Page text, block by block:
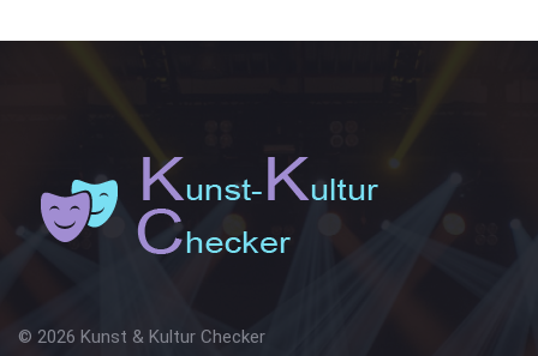
© 2026 Kunst & Kultur Checker